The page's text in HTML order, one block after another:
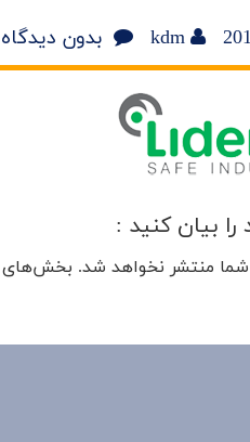
kdm بدون دیدگاه
را بیان کنید :
منتشر نخواهد شد. بخش‌های